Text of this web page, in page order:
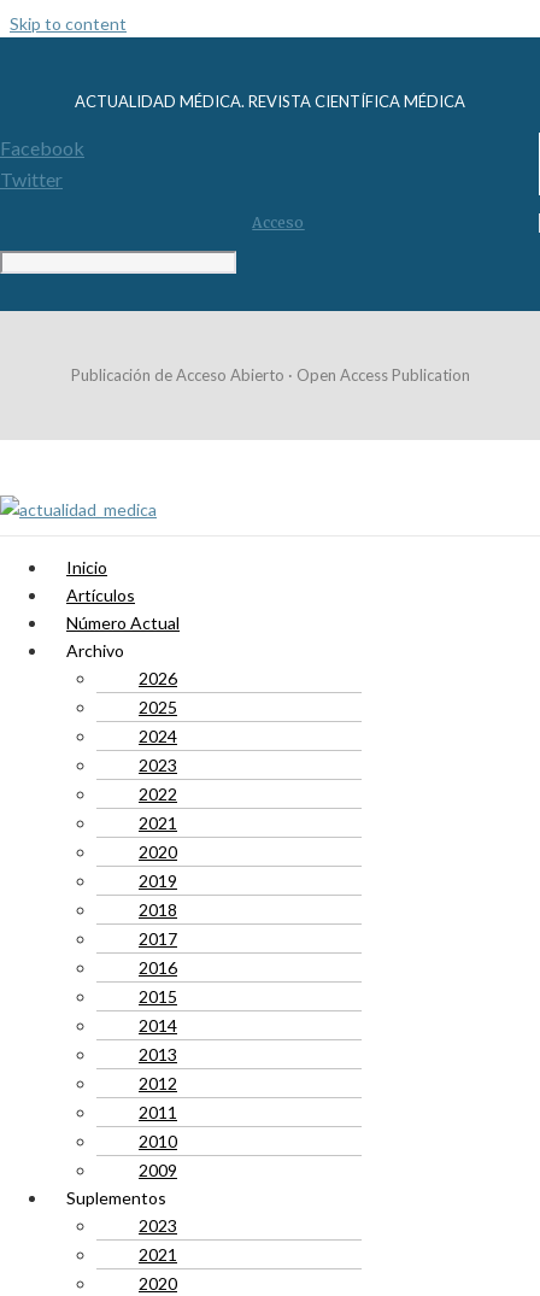
Skip to content
ACTUALIDAD MÉDICA. REVISTA CIENTÍFICA MÉDICA
Facebook
Twitter
Acceso
Publicación de Acceso Abierto · Open Access Publication
Inicio
Artículos
Número Actual
Archivo
2026
2025
2024
2023
2022
2021
2020
2019
2018
2017
2016
2015
2014
2013
2012
2011
2010
2009
Suplementos
2023
2021
2020